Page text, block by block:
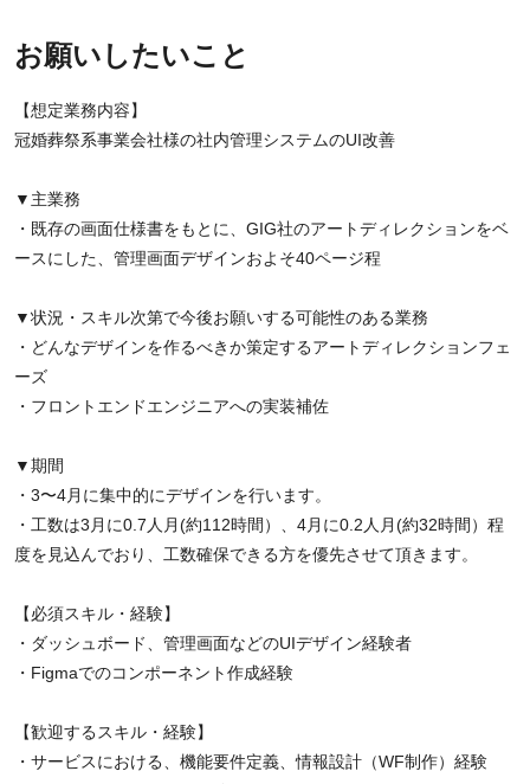
お願いしたいこと
【想定業務内容】
冠婚葬祭系事業会社様の社内管理システムのUI改善
▼主業務
・既存の画面仕様書をもとに、GIG社のアートディレクションをベ
ースにした、管理画面デザインおよそ40ページ程
▼状況・スキル次第で今後お願いする可能性のある業務
・どんなデザインを作るべきか策定するアートディレクションフェ
ーズ
・フロントエンドエンジニアへの実装補佐
▼期間
・3〜4月に集中的にデザインを行います。
・工数は3月に0.7人月(約112時間）、4月に0.2人月(約32時間）程
度を見込んでおり、工数確保できる方を優先させて頂きます。
【必須スキル・経験】
・ダッシュボード、管理画面などのUIデザイン経験者
・Figmaでのコンポーネント作成経験
【歓迎するスキル・経験】
・サービスにおける、機能要件定義、情報設計（WF制作）経験